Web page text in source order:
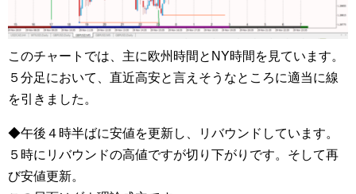
このチャートでは、主に欧州時間とNY時間を見ています。
５分足において、直近高安と言えそうなところに適当に線
を引きました。
◆午後４時半ばに安値を更新し、リバウンドしています。
５時にリバウンドの高値ですが切り下がりです。そして再
び安値更新。